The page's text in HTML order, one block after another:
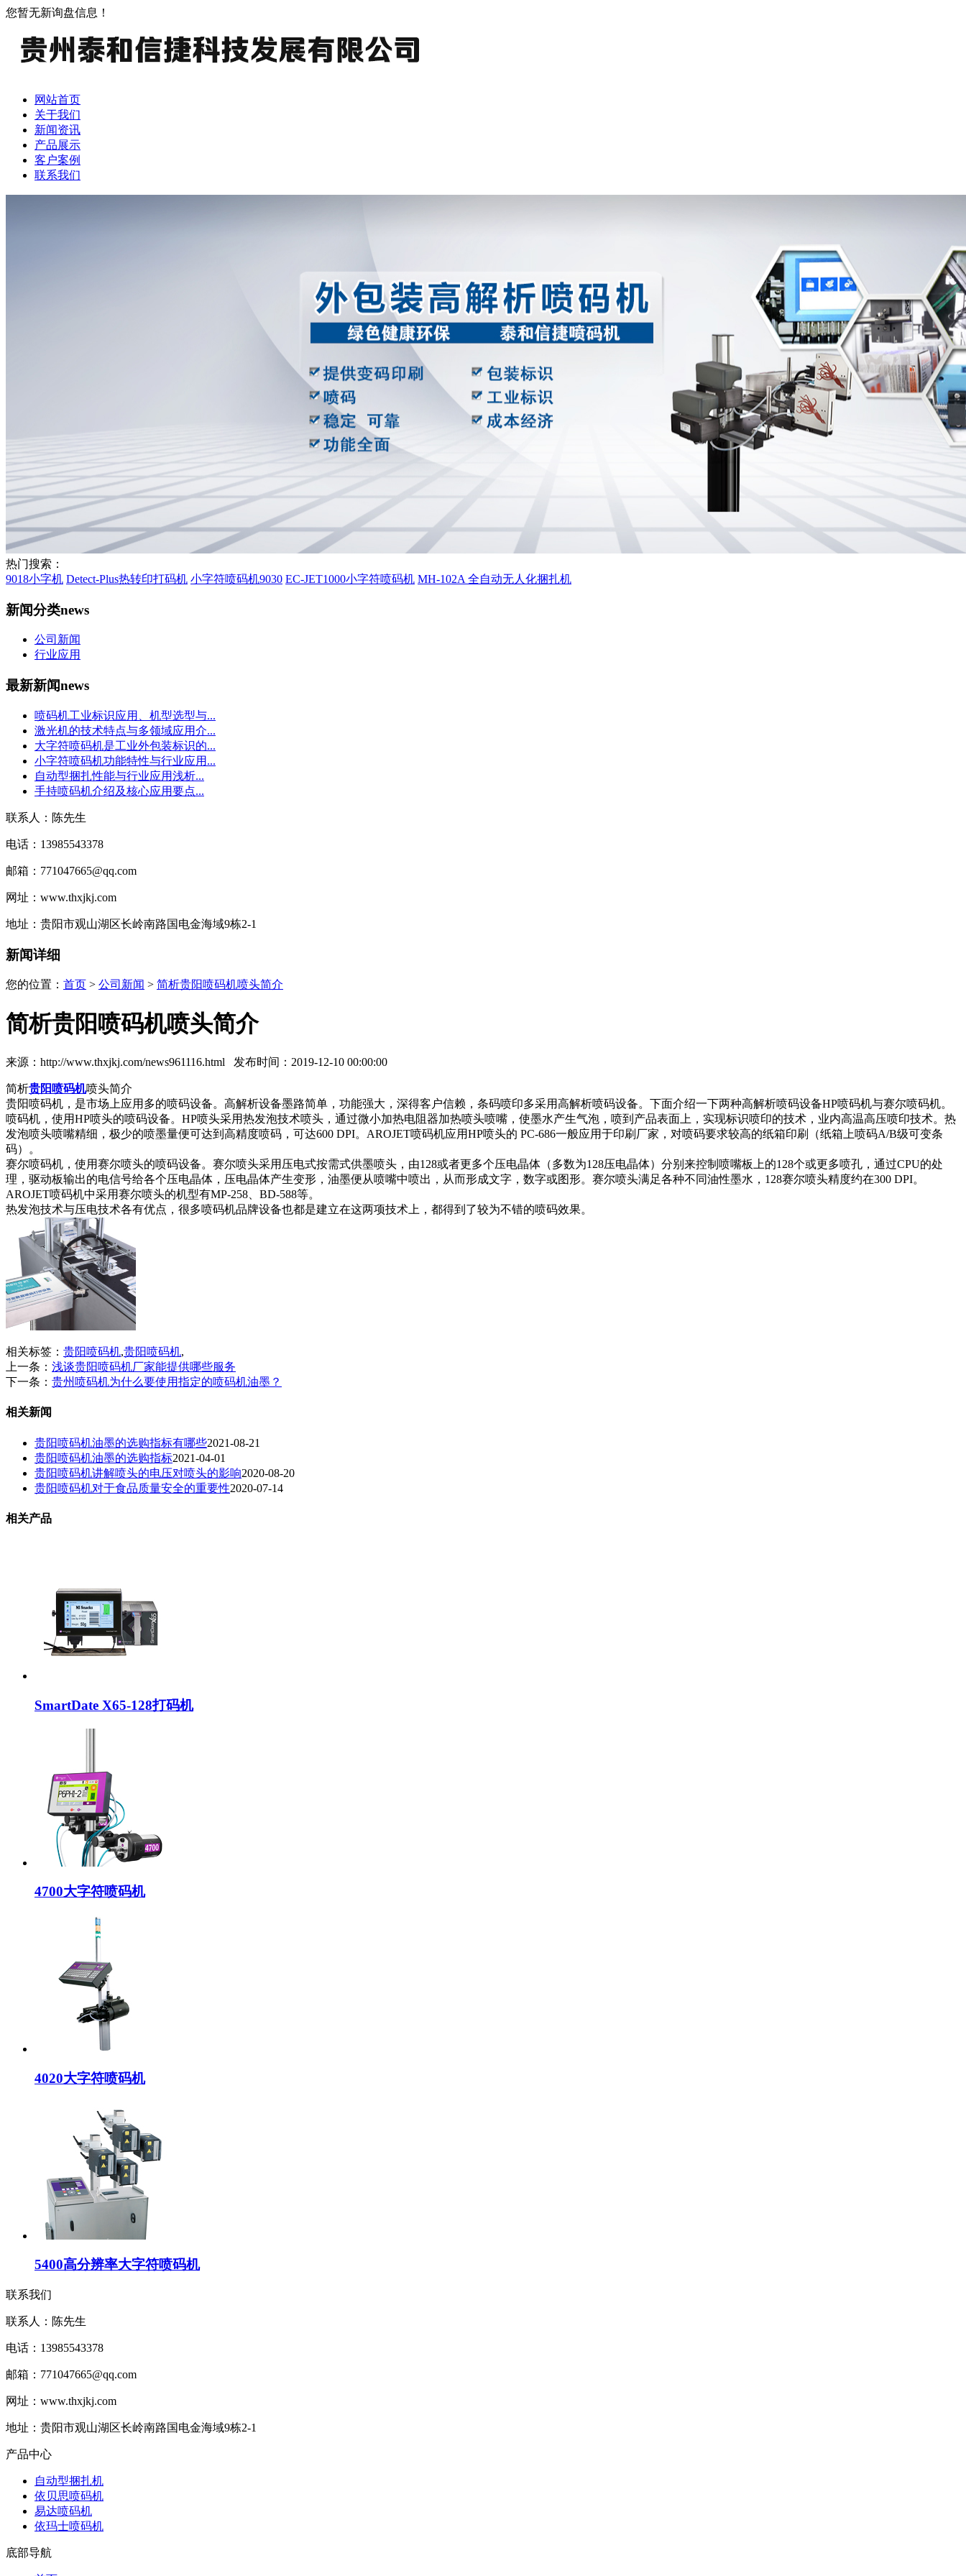
您暂无新询盘信息！
网站首页
关于我们
新闻资讯
产品展示
客户案例
联系我们
热门搜索：
9018小字机 Detect-Plus热转印打码机 小字符喷码机9030 EC-JET1000小字符喷码机 MH-102A 全自动无人化捆扎机
新闻分类news
公司新闻
行业应用
最新新闻news
喷码机工业标识应用、机型选型与...
激光机的技术特点与多领域应用介...
大字符喷码机是工业外包装标识的...
小字符喷码机功能特性与行业应用...
自动型捆扎性能与行业应用浅析...
手持喷码机介绍及核心应用要点...
联系人：陈先生
电话：13985543378
邮箱：771047665@qq.com
网址：www.thxjkj.com
地址：贵阳市观山湖区长岭南路国电金海域9栋2-1
新闻详细
您的位置： 首页 > 公司新闻 > 简析贵阳喷码机喷头简介
简析贵阳喷码机喷头简介
来源：http://www.thxjkj.com/news961116.html 发布时间：2019-12-10 00:00:00
简析贵阳喷码机喷头简介
贵阳喷码机，是市场上应用多的喷码设备。高解析设备墨路简单，功能强大，深得客户信赖，条码喷印多采用高解析喷码设备。下面介绍一下两种高解析喷码设备HP喷码机与赛尔喷码机。
喷码机，使用HP喷头的喷码设备。HP喷头采用热发泡技术喷头，通过微小加热电阻器加热喷头喷嘴，使墨水产生气泡，喷到产品表面上，实现标识喷印的技术，业内高温高压喷印技术。热
发泡喷头喷嘴精细，极少的喷墨量便可达到高精度喷码，可达600 DPI。AROJET喷码机应用HP喷头的 PC-686一般应用于印刷厂家，对喷码要求较高的纸箱印刷（纸箱上喷码A/B级可变条
码）。
赛尔喷码机，使用赛尔喷头的喷码设备。赛尔喷头采用压电式按需式供墨喷头，由128或者更多个压电晶体（多数为128压电晶体）分别来控制喷嘴板上的128个或更多喷孔，通过CPU的处
理，驱动板输出的电信号给各个压电晶体，压电晶体产生变形，油墨便从喷嘴中喷出，从而形成文字，数字或图形。赛尔喷头满足各种不同油性墨水，128赛尔喷头精度约在300 DPI。
AROJET喷码机中采用赛尔喷头的机型有MP-258、BD-588等。
热发泡技术与压电技术各有优点，很多喷码机品牌设备也都是建立在这两项技术上，都得到了较为不错的喷码效果。
相关标签： 贵阳喷码机,贵阳喷码机,
上一条： 浅谈贵阳喷码机厂家能提供哪些服务
下一条： 贵州喷码机为什么要使用指定的喷码机油墨？
相关新闻
贵阳喷码机油墨的选购指标有哪些2021-08-21
贵阳喷码机油墨的选购指标2021-04-01
贵阳喷码机讲解喷头的电压对喷头的影响2020-08-20
贵阳喷码机对于食品质量安全的重要性2020-07-14
相关产品
SmartDate X65-128打码机
4700大字符喷码机
4020大字符喷码机
5400高分辨率大字符喷码机
联系我们
联系人：陈先生
电话：13985543378
邮箱：771047665@qq.com
网址：www.thxjkj.com
地址：贵阳市观山湖区长岭南路国电金海域9栋2-1
产品中心
自动型捆扎机
依贝思喷码机
易达喷码机
依玛士喷码机
底部导航